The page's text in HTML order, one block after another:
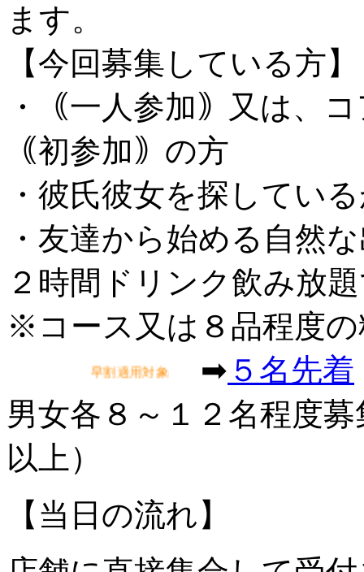
ます。
【今回募集している方】
・｟一人参加｠又は、
｟初参加｠の方
・彼氏彼女を探してい
・友達から始める自然
２時間ドリンク飲み放
※コース又は８品程度
早割適用対象eventです ➡ ５名先着
男女各８～１２名程度
以上）
【当日の流れ】